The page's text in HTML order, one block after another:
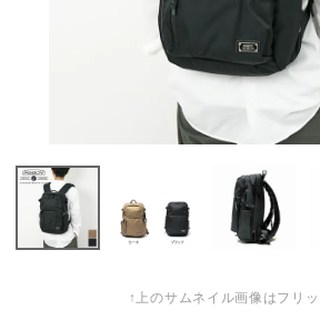
↑上のサムネイル画像はフリ